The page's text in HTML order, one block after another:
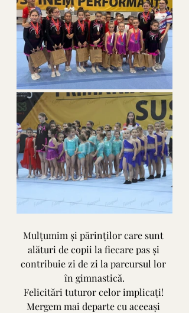
Mulțumim și părinților care sunt
alături de copii la fiecare pas și
contribuie zi de zi la parcursul lor
în gimnastică.
Felicitări tuturor celor implicați!
Mergem mai departe cu aceeași